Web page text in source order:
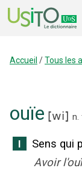
Accueil /Tous les
ouïe [wi] n.
I
Sens qui
Avoir